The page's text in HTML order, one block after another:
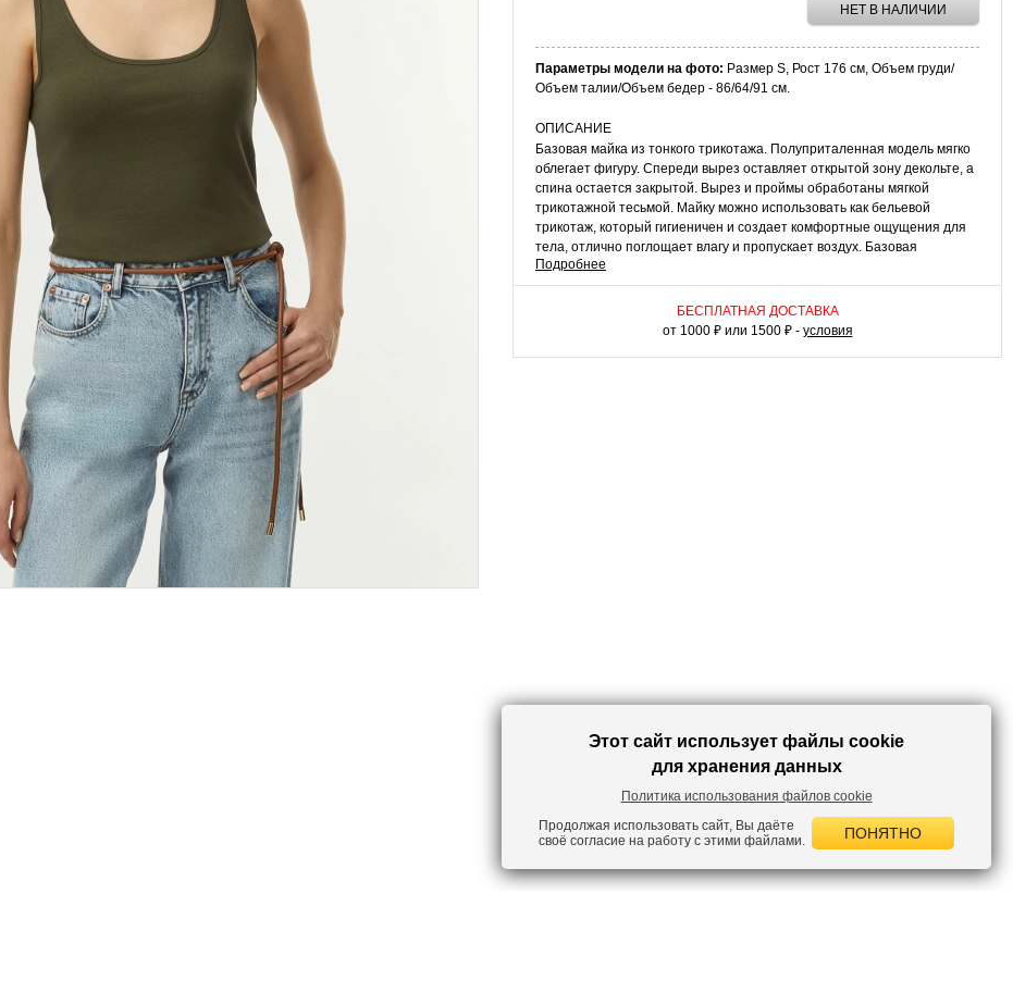
НЕТ В НАЛИЧИИ
Параметры модели на фото: Размер S, Рост 176 см, Объем груди/
Объем талии/Объем бедер - 86/64/91 см.
ОПИСАНИЕ
Базовая майка из тонкого трикотажа. Полуприталенная модель мягко
облегает фигуру. Спереди вырез оставляет открытой зону декольте, а
спина остается закрытой. Вырез и проймы обработаны мягкой
трикотажной тесьмой. Майку можно использовать как бельевой
трикотаж, который гигиеничен и создает комфортные ощущения для
тела, отлично поглощает влагу и пропускает воздух. Базовая
трикотажная майка подходит для любого типа фигуры, прекрасно
сохраняет тепло тела и служит дополнительным защитным слоем от
проникновения холодного воздуха под одежду.
Подробнее
БЕСПЛАТНАЯ ДОСТАВКА
от 1000 ₽ или 1500 ₽ - условия
Этот сайт использует файлы cookie
для хранения данных
Политика использования файлов cookie
Продолжая использовать сайт, Вы даёте
своё согласие на работу с этими файлами.
ПОНЯТНО